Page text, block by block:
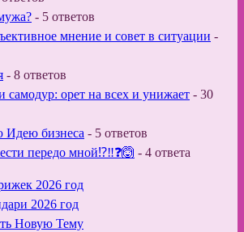
- 5 ответов
мнение и совет в ситуации -
- 8 ответов
самодур: орет на всех и унижает - 30
бизнеса - 5 ответов
передо мной⁉️‼️❓🙆 - 4 ответа
2026 год
2026 год
Новую Тему